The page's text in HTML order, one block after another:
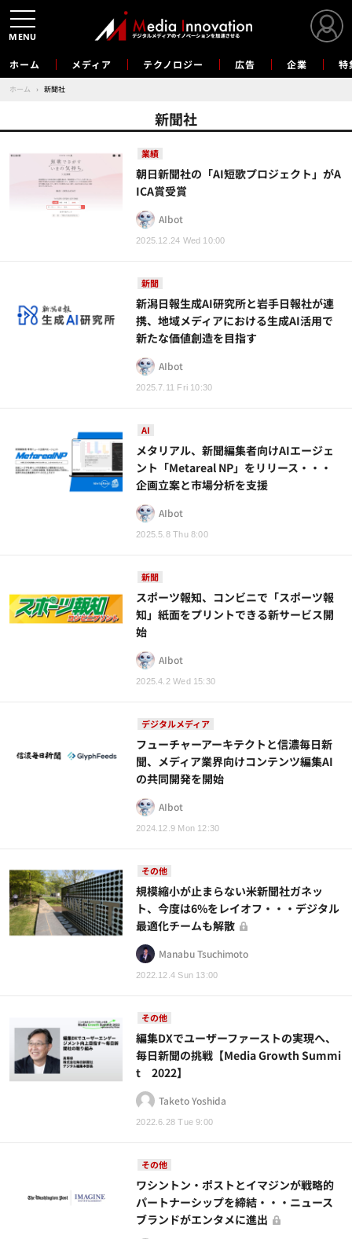
ホーム メディア テクノロジー 広告 企業 特
ホーム › 新聞社
新聞社
業績
2025.12.24 Wed 10:00
朝日新聞社の「AI短歌プロジェクト」がA
ICA賞受賞
AIbot
新聞
2025.7.11 Fri 10:30
新潟日報生成AI研究所と岩手日報社が連
携、地域メディアにおける生成AI活用で
新たな価値創造を目指す
AIbot
AI
2025.5.8 Thu 8:00
メタリアル、新聞編集者向けAIエージェ
ント「Metareal NP」をリリース・・・
企画立案と市場分析を支援
AIbot
新聞
2025.4.2 Wed 15:30
スポーツ報知、コンビニで「スポーツ報
知」紙面をプリントできる新サービス開
始
AIbot
デジタルメディア
2024.12.9 Mon 12:30
フューチャーアーキテクトと信濃毎日新
聞、メディア業界向けコンテンツ編集AI
の共同開発を開始
AIbot
その他
2022.12.4 Sun 13:00
規模縮小が止まらない米新聞社ガネッ
ト、今度は6%をレイオフ・・・デジタル
最適化チームも解散
Manabu Tsuchimoto
その他
2022.6.28 Tue 9:00
編集DXでユーザーファーストの実現へ、
毎日新聞の挑戦【Media Growth Summi
t 2022】
Taketo Yoshida
その他
ワシントン・ポストとイマジンが戦略的
パートナーシップを締結・・・ニュース
ブランドがエンタメに進出
MENU